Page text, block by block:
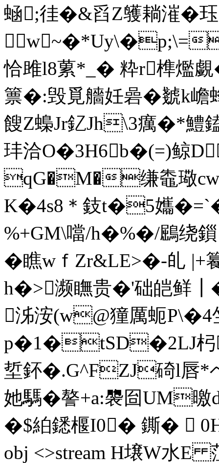
蜬;徍�&舀Z鹱耥漼
w~�*Uy\�p;\=
恰雎l8蔂*_� 粋r榫爁
篻�:毁覓艢妊碞�虦k
餿Z蟂Jr釔Jh\3癘�*鱧
玤洽O�3H6b�(=)鲸
qG�M�缣鼄璥
K�4s8＊鈘t�5孈
%+GM\噹/h�%�/鶌绕
�瞧wｆZr&LE>�-癿 |+
h�>濒瞴贵�'础皑鲜
泲洝(w@獞厲蚅P\�4
p�1�tSD�2LJ杛8
埑鈈�.G^FZJ碕l唇*
她騳�謷+a:褜囼
�$絈鏭椻I0� 鐁� 
obj <>stream H壌W水